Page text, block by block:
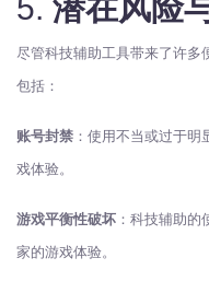
5. 潜在风险
尽管科技辅助工具带来了许多
包括：
账号封禁 ：使用不当或过于
戏体验。
游戏平衡性破坏 ：科技辅助
家的游戏体验。